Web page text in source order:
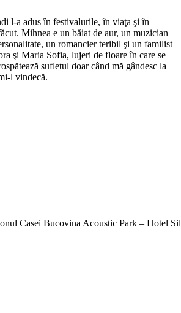
l-a adus în festivalurile, în viaţa şi în
Mihnea e un băiat de aur, un muzician
un romancier teribil şi un familist
şi Maria Sofia, lujeri de floare în care se
sufletul doar când mă gândesc la
l vindecă.
Casei Bucovina Acoustic Park – Hotel